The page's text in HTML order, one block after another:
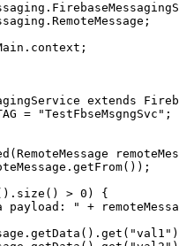
extends
= "TestFbseMsgngSvc";
> 0) {
payload: " +